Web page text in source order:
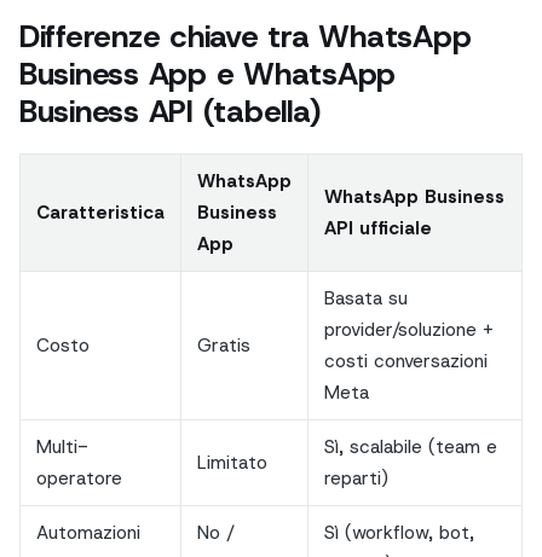
Differenze chiave tra WhatsApp
Business App e WhatsApp
Business API (tabella)
Caratteristica
WhatsApp
Business
App
WhatsApp Business
API ufficiale
Costo Gratis
Basata su
provider/soluzione +
costi conversazioni
Meta
Multi-
operatore
Limitato
Sì, scalabile (team e
reparti)
Automazioni
No /
Sì (workflow, bot,